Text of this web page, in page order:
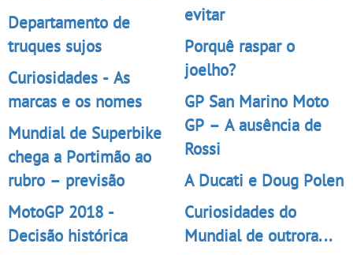
Departamento de
truques sujos
Curiosidades - As
marcas e os nomes
Mundial de Superbike
chega a Portimão ao
rubro – previsão
MotoGP 2018 -
Decisão histórica
evitar
Porquê raspar o
joelho?
GP San Marino Moto
GP – A ausência de
Rossi
A Ducati e Doug Polen
Curiosidades do
Mundial de outrora...